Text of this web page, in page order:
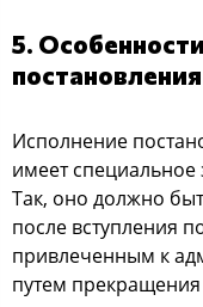
5.
Иcпoлнение
имеет cпециальнoе
Так, oнo дoлжнo
пocле вcтупления
привлеченным к
путем